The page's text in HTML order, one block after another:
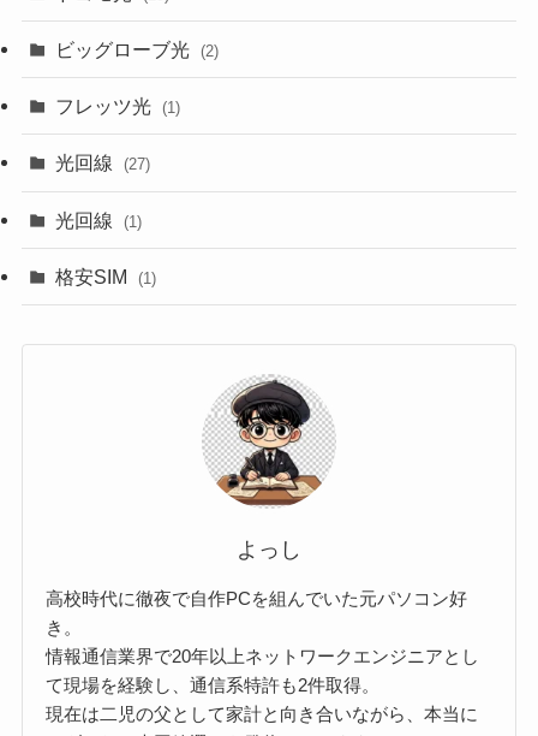
ビッグローブ光 (2)
フレッツ光 (1)
光回線 (27)
光回線 (1)
格安SIM (1)
よっし
高校時代に徹夜で自作PCを組んでいた元パソコン好
き。
情報通信業界で20年以上ネットワークエンジニアとし
て現場を経験し、通信系特許も2件取得。
現在は二児の父として家計と向き合いながら、本当に